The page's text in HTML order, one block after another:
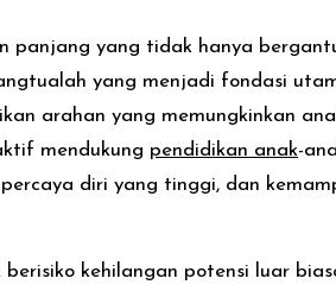
panjang yang tidak hanya
yang menjadi fondasi
arahan yang memungkinkan
mendukung pendidikan anak-
diri yang tinggi, dan
kehilangan potensi luar